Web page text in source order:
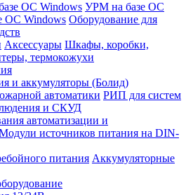
ОС Windows УРМ на базе ОС
ОС Windows Оборудование для
Аксессуары Шкафы, коробки,
термокожухи
и аккумуляторы (Болид)
автоматики РИП для систем
и СКУД
автоматизации и
источников питания на DIN-
питания Аккумуляторные